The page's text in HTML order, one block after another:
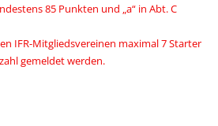
85 Punkten und „a“ in Abt. C
IFR-Mitgliedsvereinen maximal 7 Starter
gemeldet werden.